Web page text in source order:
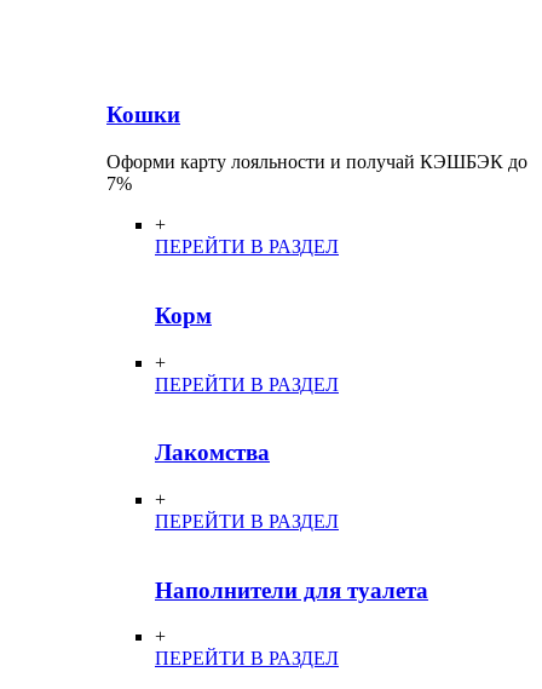
Кошки
Оформи карту лояльности и получай КЭШБЭК до
7%
+
ПЕРЕЙТИ В РАЗДЕЛ
Корм
+
ПЕРЕЙТИ В РАЗДЕЛ
Лакомства
+
ПЕРЕЙТИ В РАЗДЕЛ
Наполнители для туалета
+
ПЕРЕЙТИ В РАЗДЕЛ